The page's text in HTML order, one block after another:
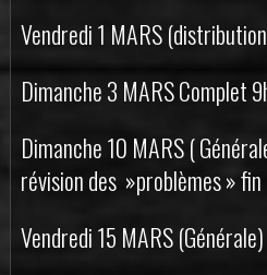
Vendredi 1 MARS
Dimanche 3 MARS Complet
Dimanche 10 MARS (
révision des »problèmes » fin
Vendredi 15 MARS